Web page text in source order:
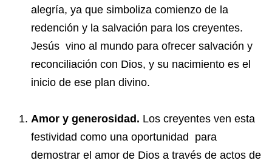
alegría, ya que simboliza comienzo de la
redención y la salvación para los creyentes.
Jesús vino al mundo para ofrecer salvación y
reconciliación con Dios, y su nacimiento es el
inicio de ese plan divino.
Amor y generosidad. Los creyentes ven esta
festividad como una oportunidad para
demostrar el amor de Dios a través de actos de